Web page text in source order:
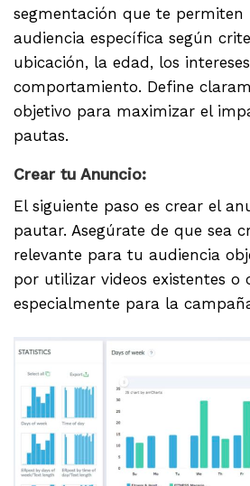
segmentación que te permiten
audiencia específica según
ubicación, la edad, los
comportamiento. Define
objetivo para maximizar el
pautas.
Crear tu Anuncio:
El siguiente paso es crear el
pautar. Asegúrate de que sea
relevante para tu audiencia
por utilizar videos existentes o
especialmente para la